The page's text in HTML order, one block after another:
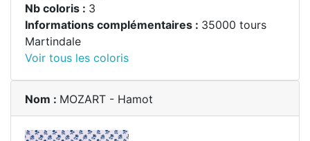
Nb coloris : 3
Informations complémentaires : 35000 tours
Martindale
Voir tous les coloris
Nom : MOZART - Hamot